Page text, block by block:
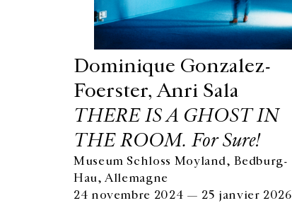
Dominique Gonzalez-
Foerster, Anri Sala
THERE IS A GHOST IN
THE ROOM. For Sure!
Museum Schloss Moyland, Bedburg-
Hau, Allemagne
24 novembre 2024 — 25 janvier 2026